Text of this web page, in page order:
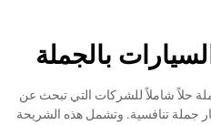
بالجملة
حلاً شاملاً للشركات التي تبحث عن
جملة تنافسية. وتشمل هذه الشريحة